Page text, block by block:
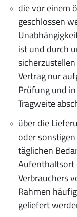
die vor einem
geschlossen
ist und durch
Vertrag nur
Prüfung und
Tragweite
über die
oder
täglichen
Aufenthaltsort
Verbrauchers
Rahmen
geliefert